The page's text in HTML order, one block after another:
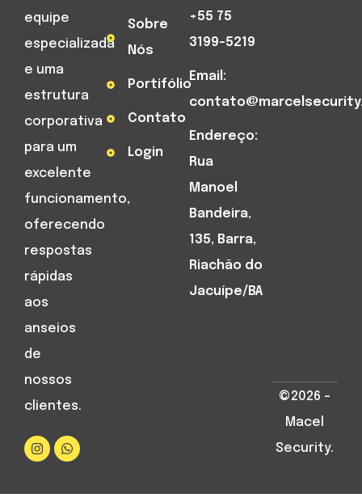
equipe
especializada
e uma
estrutura
corporativa
para um
excelente
funcionamento,
oferecendo
respostas
rápidas
aos
anseios
de
nossos
clientes.
Sobre
Nós
Portifólio
Contato
Login
+55 75
3199-5219
Email:
Endereço:
Rua
Manoel
Bandeira,
135, Barra,
Riachão do
Jacuípe/BA
©2026 –
Macel
Security.